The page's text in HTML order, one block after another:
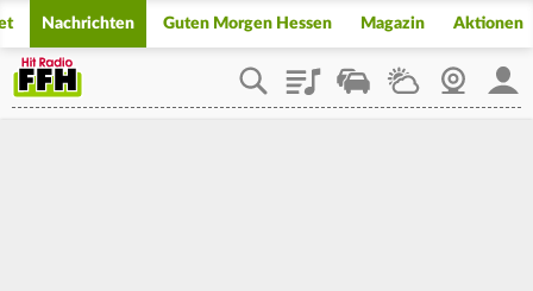
Nachrichten Guten Morgen Hessen Magazin Aktionen
PlaylistStaupilotWetterWebcam